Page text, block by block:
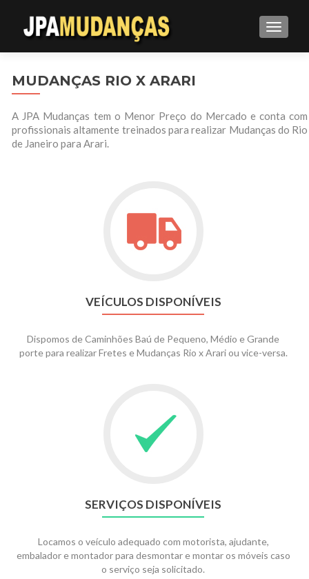
MUDANÇAS RIO X ARARI
A JPA Mudanças tem o Menor Preço do Mercado e conta com
profissionais altamente treinados para realizar Mudanças do Rio
de Janeiro para Arari.
VEÍCULOS DISPONÍVEIS
Dispomos de Caminhões Baú de Pequeno, Médio e Grande
porte para realizar Fretes e Mudanças Rio x Arari ou vice-versa.
SERVIÇOS DISPONÍVEIS
Locamos o veículo adequado com motorista, ajudante,
embalador e montador para desmontar e montar os móveis caso
o serviço seja solicitado.